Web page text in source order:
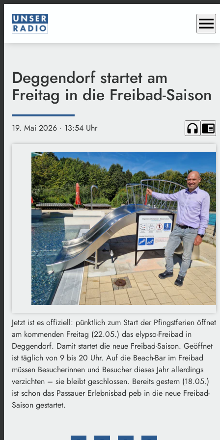
menu
Deggendorf startet am
Freitag in die Freibad-Saison
19. Mai 2026 · 13:54 Uhr headphones chrome_reader_mode
Jetzt ist es offiziell: pünktlich zum Start der Pfingstferien öffnet
am kommenden Freitag (22.05.) das elypso-Freibad in
Deggendorf. Damit startet die neue Freibad-Saison. Geöffnet
ist täglich von 9 bis 20 Uhr. Auf die Beach-Bar im Freibad
müssen Besucherinnen und Besucher dieses Jahr allerdings
verzichten – sie bleibt geschlossen. Bereits gestern (18.05.)
ist schon das Passauer Erlebnisbad peb in die neue Freibad-
Saison gestartet.